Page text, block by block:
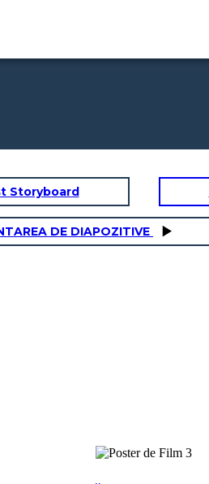
Storyboard
DE DIAPOZITIVE